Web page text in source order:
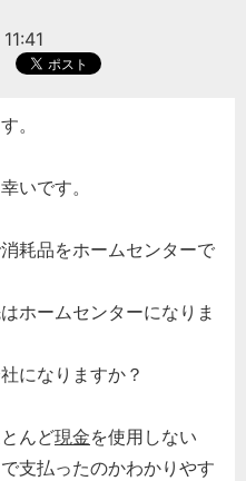
。
いです。
耗品をホームセンターで
ホームセンターになりま
になりますか？
んど現金を使用しない
支払ったのかわかりやす